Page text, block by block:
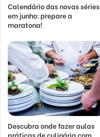
Calendário das novas séries
em junho: prepare a
maratona!
Descubra onde fazer aulas
práticas de culinária com